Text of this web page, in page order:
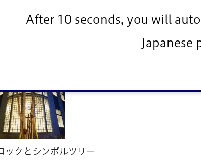
After 10 seconds, you will
Japanese
ックを透き通る灯りが温かみを演出し、夜間で
ックとシンボルツリー